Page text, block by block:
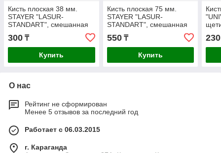
Кисть плоская 38 мм.
STAYER "LASUR-
STANDART", смешанная
щетина, деревянная
ручка.
300 ₸
Купить
Кисть плоская 75 мм.
STAYER "LASUR-
STANDART", смешанная
щетина, деревянная
ручка.
550₸
Купить
230
О нас
Рейтинг не сформирован
Менее 5 отзывов за последний год
Работает с 06.03.2015
г. Караганда